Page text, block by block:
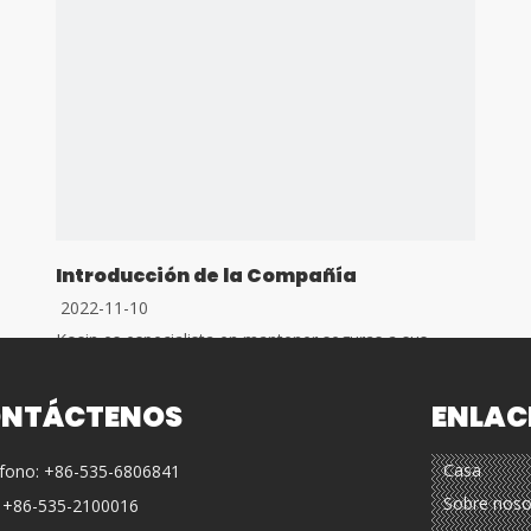
Introducción de la Compañía
2022-11-10
Kosin es especialista en mantener seguras a sus
proporcionar un producto que sea fácil de
implementar, al tiempo que brinde considerables
beneficios de seguridad a todos los usuarios de la
carretera. Kosin posee más de 70 modelos
diferentes.Todo se puede instalar en segundos (no se
+86-535-6806841
+86-535-2100016
Casa
Sobre